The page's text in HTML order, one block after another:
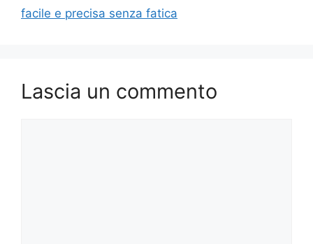
facile e precisa senza fatica
Lascia un commento